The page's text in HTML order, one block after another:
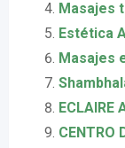
Masajes
Estética
Masajes
ECLAIRE
CENTRO